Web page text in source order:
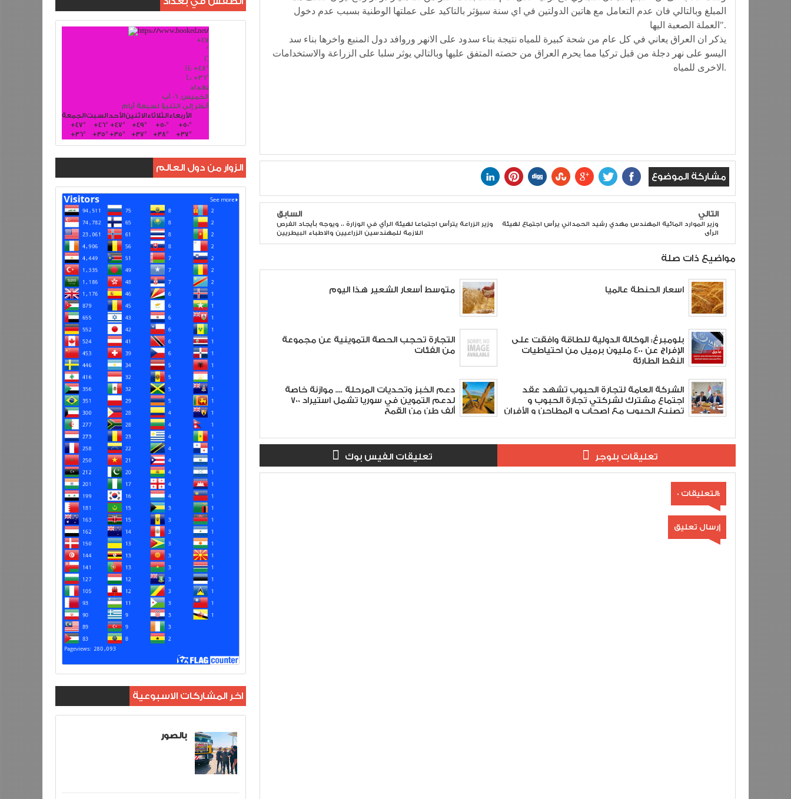
المبلغ وبالتالي فان عدم التعامل مع هاتين الدولتين في اي سنة سيؤثر بالتاكيد على عملتها الوطنية بسبب عدم دخول
العملة الصعبة اليها".
يذكر ان العراق يعاني في كل عام من شحة كبيرة للمياه نتيجة بناء سدود على الانهر وروافد دول المنبع واخرها بناء سد
اليسو على نهر دجلة من قبل تركيا مما يحرم العراق من حصته المتفق عليها وبالتالي يوثر سلبا على الزراعة والاستخدامات
الاخرى للمياه.
مشاركة الموضوع
التالي
وزير الموارد المائية المهندس مهدي رشيد الحمداني يرأس اجتماع لهيئة
الرأى
السابق
وزير الزراعة يترأس اجتماعا لهيئة الرأي في الوزارة ،، ويوجه بأيجاد الفرص
اللازمة للمهندسين الزراعيين والاطباء البيطريين
مواضيع ذات صلة
اسعار الحنطة عالميا متوسط أسعار الشعير هذا اليوم
بلومبرغ: الوكالة الدولية للطاقة وافقت على
الإفراج عن 400 مليون برميل من احتياطيات
النفط الطارئة
التجارة تحجب الحصة التموينية عن مجموعة
من الفئات
الشركة العامة لتجارة الحبوب تشهد عقد
اجتماع مشترك لشركتي تجارة الحبوب و
تصنيع الحبوب مع اصحاب و المطاحن و الأفران
دعم الخبز وتحديات المرحلة .... موازنة خاصة
لدعم التموين في سوريا تشمل استيراد 700
ألف طن من القمح
تعليقات بلوجر تعليقات الفيس بوك
0 التعليقات:
إرسال تعليق
+47
°
C
H: +48°
L: +36°
بغداد
الخميس, 06 آب
أنظر إلى التنبؤ لسبعة أيام
الجمعةالسبتالأحدالاثنينالثلاثاءالأربعاء
+47° +46° +47° +49° +50° +50°
+36° +35°+35° +37° +38° +37°
الزوار من دول العالم
اخر المشاركات الاسبوعية
بالصور